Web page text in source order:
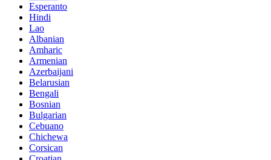
Esperanto
Hindi
Lao
Albanian
Amharic
Armenian
Azerbaijani
Belarusian
Bengali
Bosnian
Bulgarian
Cebuano
Chichewa
Corsican